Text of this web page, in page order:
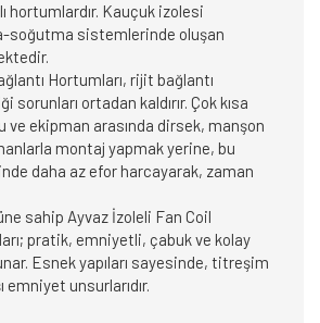
hortumlardır. Kauçuk izolesi
soğutma sistemlerinde oluşan
Hortumları, rijit bağlantı
sorunları ortadan kaldırır. Çok kısa
ve ekipman arasında dirsek, manşon
montaj yapmak yerine, bu
daha az efor harcayarak, zaman
sahip Ayvaz İzoleli Fan Coil
pratik, emniyetli, çabuk ve kolay
Esnek yapıları sayesinde, titreşim
emniyet unsurlarıdır.